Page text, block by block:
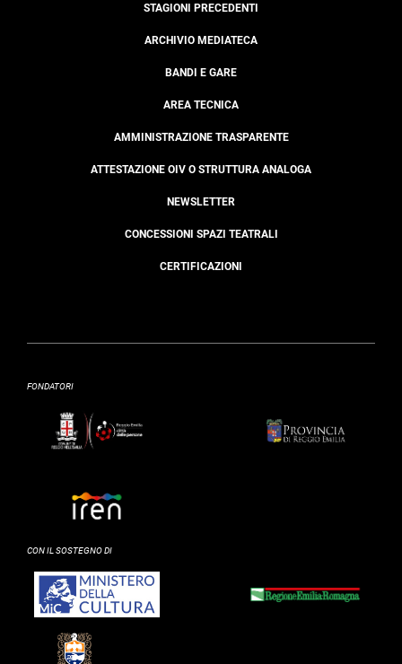
STAGIONI PRECEDENTI
ARCHIVIO MEDIATECA
BANDI E GARE
AREA TECNICA
AMMINISTRAZIONE TRASPARENTE
ATTESTAZIONE OIV O STRUTTURA ANALOGA
NEWSLETTER
CONCESSIONI SPAZI TEATRALI
CERTIFICAZIONI
FONDATORI
CON IL SOSTEGNO DI